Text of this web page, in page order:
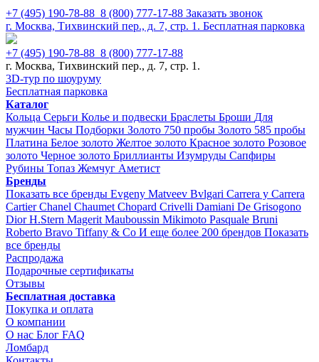
+7 (495) 190-78-88 8 (800) 777-17-88 Заказать звонок
г. Москва, Тихвинский пер., д. 7, стр. 1. Бесплатная парковка
+7 (495) 190-78-88 8 (800) 777-17-88
г. Москва, Тихвинский пер., д. 7, стр. 1.
3D-тур по шоуруму
Бесплатная парковка
Каталог
Кольца Серьги Колье и подвески Браслеты Броши Для
мужчин Часы Подборки Золото 750 пробы Золото 585 пробы
Платина Белое золото Желтое золото Красное золото Розовое
золото Черное золото Бриллианты Изумруды Сапфиры
Рубины Топаз Жемчуг Аметист
Бренды
Показать все бренды Evgeny Matveev Bvlgari Carrera y Carrera
CartierChanel Chaumet Chopard Crivelli Damiani De Grisogono
DiorH.Stern Magerit Mauboussin Mikimoto Pasquale Bruni
Roberto Bravo Tiffany & Co И еще более 200 брендов Показать
все бренды
Распродажа
Подарочные сертификаты
Отзывы
Бесплатная доставка
Покупка и оплата
О компании
О нас Блог FAQ
Ломбард